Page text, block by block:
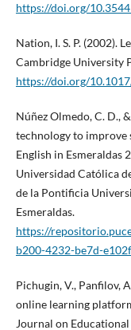
https://doi.org/
Nation, I. S. P. (2002).
Cambridge University
https://doi.org/
Núñez Olmedo, C. D.,
technology to improve
English in Esmeraldas
Universidad Católica
de la Pontificia
Esmeraldas.
https://
b200-4232-be7d-
Pichugin, V., Panfilov,
online learning
Journal on